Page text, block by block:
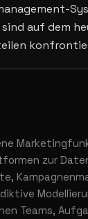
sind auf dem
zur
Teams,